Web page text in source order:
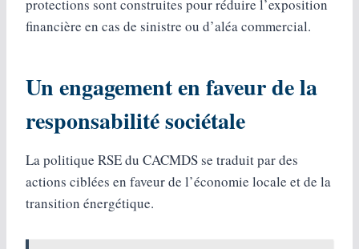
protections sont construites pour réduire l’exposition
financière en cas de sinistre ou d’aléa commercial.
Un engagement en faveur de la
responsabilité sociétale
La politique RSE du CACMDS se traduit par des
actions ciblées en faveur de l’économie locale et de la
transition énergétique.